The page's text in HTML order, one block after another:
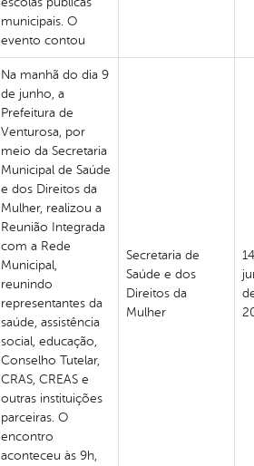
municipais. O
evento contou
Na manhã do dia 9
de junho, a
Prefeitura de
Venturosa, por
meio da Secretaria
Municipal de Saúde
e dos Direitos da
Mulher, realizou a
Reunião Integrada
com a Rede
Municipal,
reunindo
representantes da
saúde, assistência
social, educação,
Conselho Tutelar,
CRAS, CREAS e
outras instituições
parceiras. O
encontro
aconteceu às 9h,
Secretaria de
Saúde e dos
Direitos da
Mulher